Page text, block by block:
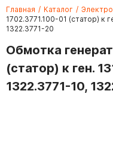
Главная / Каталог /
1702.3771.100-01 (статор) к
1322.3771-20
Обмотка
(статор) к ген.
1322.3771-10,